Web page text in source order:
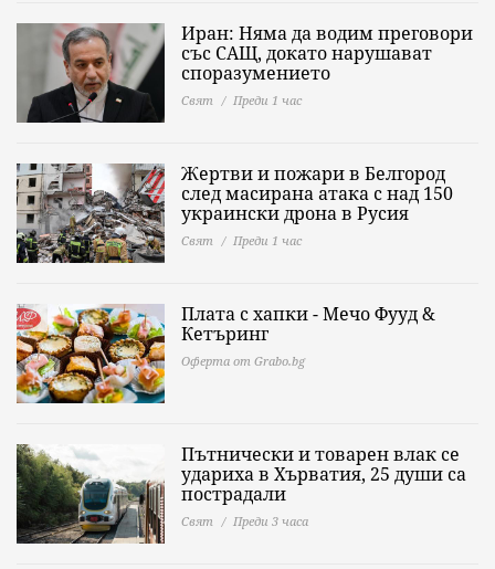
Иран: Няма да водим преговори
със САЩ, докато нарушават
споразумението
Свят Преди 1 час
Жертви и пожари в Белгород
след масирана атака с над 150
украински дрона в Русия
Свят Преди 1 час
Плата с хапки - Мечо Фууд &
Кетъринг
Оферта от Grabo.bg
Пътнически и товарен влак се
удариха в Хърватия, 25 души са
пострадали
Свят Преди 3 часа